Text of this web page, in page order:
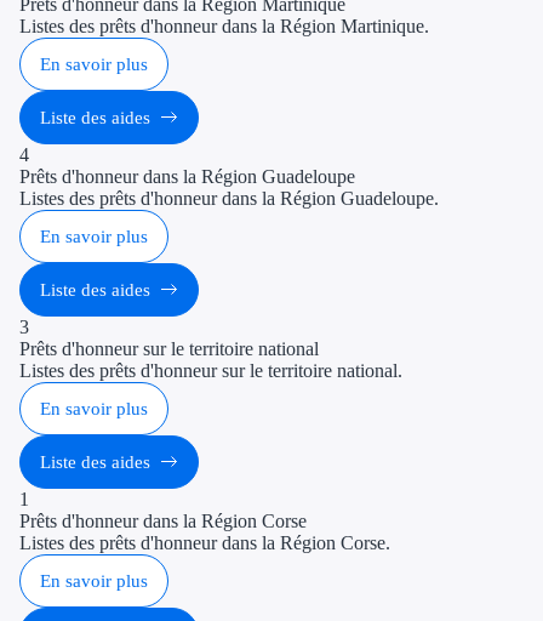
Listes des prêts d'honneur dans la Région Martinique.
En savoir plus
Liste des aides
4
Prêts d'honneur dans la Région Guadeloupe
Listes des prêts d'honneur dans la Région Guadeloupe.
En savoir plus
Liste des aides
3
Prêts d'honneur sur le territoire national
Listes des prêts d'honneur sur le territoire national.
En savoir plus
Liste des aides
1
Prêts d'honneur dans la Région Corse
Listes des prêts d'honneur dans la Région Corse.
En savoir plus